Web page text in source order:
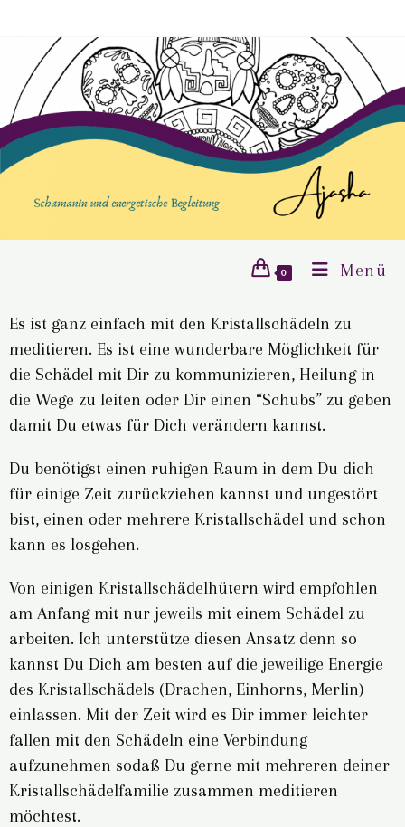
0 Menü
Es ist ganz einfach mit den Kristallschädeln zu
meditieren. Es ist eine wunderbare Möglichkeit für
die Schädel mit Dir zu kommunizieren, Heilung in
die Wege zu leiten oder Dir einen “Schubs” zu geben
damit Du etwas für Dich verändern kannst.
Du benötigst einen ruhigen Raum in dem Du dich
für einige Zeit zurückziehen kannst und ungestört
bist, einen oder mehrere Kristallschädel und schon
kann es losgehen.
Von einigen Kristallschädelhütern wird empfohlen
am Anfang mit nur jeweils mit einem Schädel zu
arbeiten. Ich unterstütze diesen Ansatz denn so
kannst Du Dich am besten auf die jeweilige Energie
des Kristallschädels (Drachen, Einhorns, Merlin)
einlassen. Mit der Zeit wird es Dir immer leichter
fallen mit den Schädeln eine Verbindung
aufzunehmen sodaß Du gerne mit mehreren deiner
Kristallschädelfamilie zusammen meditieren
möchtest.